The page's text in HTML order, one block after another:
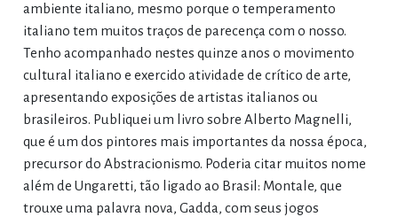
ambiente italiano, mesmo porque o temperamento
italiano tem muitos traços de parecença com o nosso.
Tenho acompanhado nestes quinze anos o movimento
cultural italiano e exercido atividade de crítico de arte,
apresentando exposições de artistas italianos ou
brasileiros. Publiquei um livro sobre Alberto Magnelli,
que é um dos pintores mais importantes da nossa época,
precursor do Abstracionismo. Poderia citar muitos nome
além de Ungaretti, tão ligado ao Brasil: Montale, que
trouxe uma palavra nova, Gadda, com seus jogos